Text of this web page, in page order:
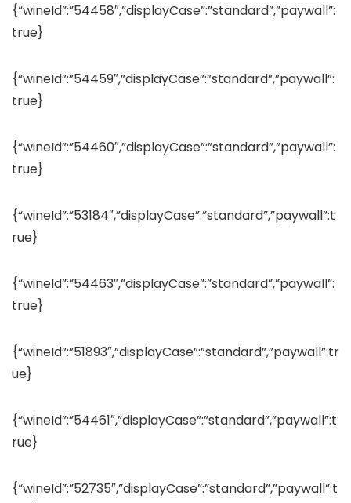
{“wineId”:”54458″,”displayCase”:”standard”,”paywall”:
true}
{“wineId”:”54459″,”displayCase”:”standard”,”paywall”:
true}
{“wineId”:”54460″,”displayCase”:”standard”,”paywall”:
true}
{“wineId”:”53184″,”displayCase”:”standard”,”paywall”:t
rue}
{“wineId”:”54463″,”displayCase”:”standard”,”paywall”:
true}
{“wineId”:”51893″,”displayCase”:”standard”,”paywall”:tr
ue}
{“wineId”:”54461″,”displayCase”:”standard”,”paywall”:t
rue}
{“wineId”:”52735″,”displayCase”:”standard”,”paywall”:t